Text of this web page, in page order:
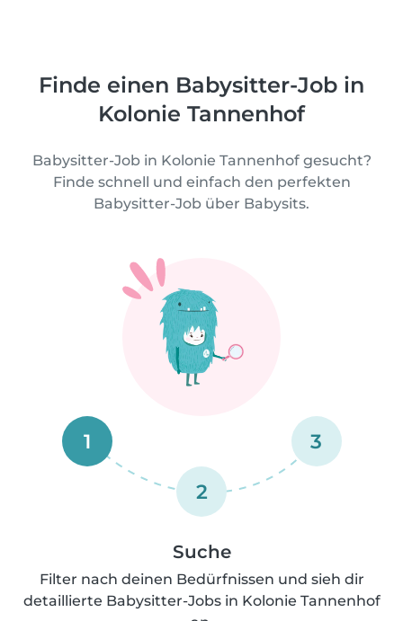
Finde einen Babysitter-Job in
Kolonie Tannenhof
Babysitter-Job in Kolonie Tannenhof gesucht?
Finde schnell und einfach den perfekten
Babysitter-Job über Babysits.
1
2
3
Suche
Filter nach deinen Bedürfnissen und sieh dir
detaillierte Babysitter-Jobs in Kolonie Tannenhof